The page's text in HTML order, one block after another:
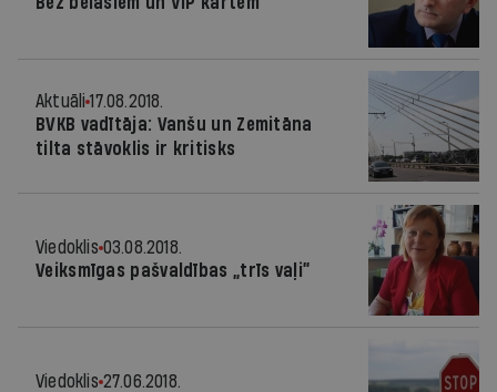
Aktuāli 17.08.2018.
BVKB vadītāja: Vanšu un Zemitāna
tilta stāvoklis ir kritisks
Viedoklis 03.08.2018.
Veiksmīgas pašvaldības „trīs vaļi”
Viedoklis 27.06.2018.